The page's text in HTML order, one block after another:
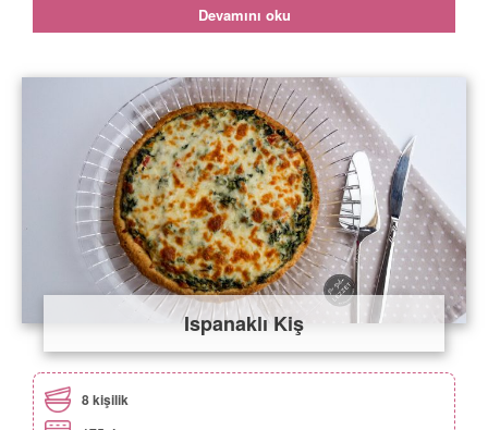
Devamını oku
Ispanaklı Kiş
8 kişilik